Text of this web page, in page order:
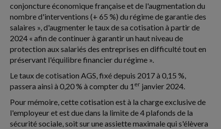
conjoncture économique française et de l'augmentation du
nombre d'interventions (+ 65 %) du régime de garantie des
salaires », d'augmenter le taux de sa cotisation à partir de
2024 « afin de continuer à garantir un haut niveau de
protection aux salariés des entreprises en difficulté tout en
préservant l'équilibre financier du régime ».
Le taux de cotisation AGS, fixé depuis 2017 à 0,15 %,
passera ainsi à 0,20 % à compter du 1 er janvier 2024.
Pour mémoire, cette cotisation est à la charge exclusive de
l'employeur et est due dans la limite de 4 plafonds de la
sécurité sociale, soit sur une assiette maximale qui s'élèvera